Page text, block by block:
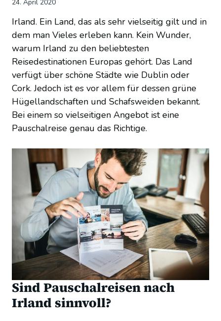
24. April 2020
Irland. Ein Land, das als sehr vielseitig gilt und in
dem man Vieles erleben kann. Kein Wunder,
warum Irland zu den beliebtesten
Reisedestinationen Europas gehört. Das Land
verfügt über schöne Städte wie Dublin oder
Cork. Jedoch ist es vor allem für dessen grüne
Hügellandschaften und Schafsweiden bekannt.
Bei einem so vielseitigen Angebot ist eine
Pauschalreise genau das Richtige.
Sind Pauschalreisen nach
Irland sinnvoll?